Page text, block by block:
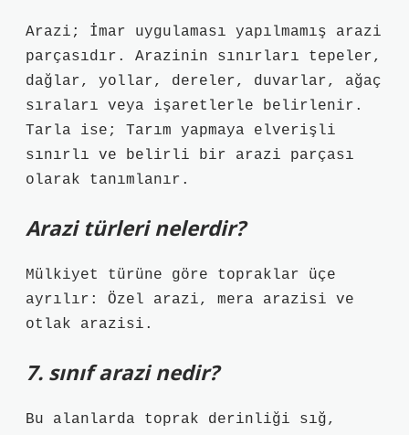
Arazi; İmar uygulaması yapılmamış arazi
parçasıdır. Arazinin sınırları tepeler,
dağlar, yollar, dereler, duvarlar, ağaç
sıraları veya işaretlerle belirlenir.
Tarla ise; Tarım yapmaya elverişli
sınırlı ve belirli bir arazi parçası
olarak tanımlanır.
Arazi türleri nelerdir?
Mülkiyet türüne göre topraklar üçe
ayrılır: Özel arazi, mera arazisi ve
otlak arazisi.
7. sınıf arazi nedir?
Bu alanlarda toprak derinliği sığ,